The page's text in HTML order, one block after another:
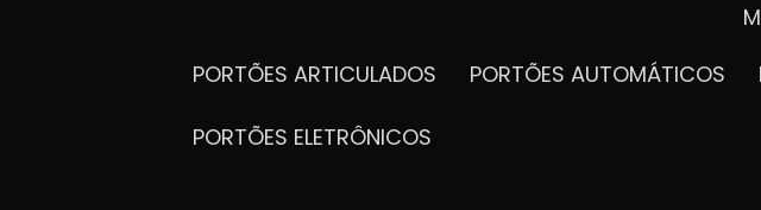
PORTÕES ARTICULADOS
PORTÕES AUTOMÁTICOS
PORTÕES ELETRÔNICOS